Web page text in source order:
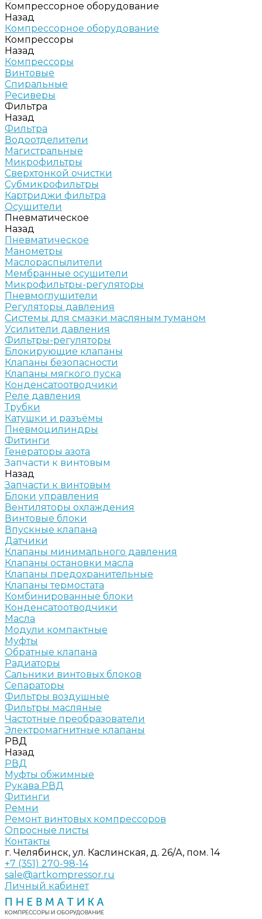
Компрессорное оборудование
Назад
Компрессорное оборудование
Компрессоры
Назад
Компрессоры
Винтовые
Спиральные
Ресиверы
Фильтра
Назад
Фильтра
Водоотделители
Магистральные
Микрофильтры
Сверхтонкой очистки
Субмикрофильтры
Картриджи фильтра
Осушители
Пневматическое
Назад
Пневматическое
Манометры
Маслораспылители
Мембранные осушители
Микрофильтры-регуляторы
Пневмоглушители
Регуляторы давления
Системы для смазки масляным туманом
Усилители давления
Фильтры-регуляторы
Блокирующие клапаны
Клапаны безопасности
Клапаны мягкого пуска
Конденсатоотводчики
Реле давления
Трубки
Катушки и разъёмы
Пневмоцилиндры
Фитинги
Генераторы азота
Запчасти к винтовым
Назад
Запчасти к винтовым
Блоки управления
Вентиляторы охлаждения
Винтовые блоки
Впускные клапана
Датчики
Клапаны минимального давления
Клапаны остановки масла
Клапаны предохранительные
Клапаны термостата
Комбинированные блоки
Конденсатоотводчики
Масла
Модули компактные
Муфты
Обратные клапана
Радиаторы
Сальники винтовых блоков
Сепараторы
Фильтры воздушные
Фильтры масляные
Частотные преобразователи
Электромагнитные клапаны
РВД
Назад
РВД
Муфты обжимные
Рукава РВД
Фитинги
Ремни
Ремонт винтовых компрессоров
Опросные листы
Контакты
г. Челябинск, ул. Каслинская, д. 26/А, пом. 14
+7 (351) 270-98-14
sale@artkompressor.ru
Личный кабинет